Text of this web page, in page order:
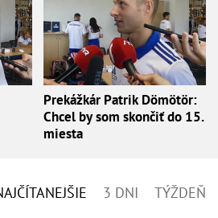
Prekážkár Patrik Dömötör:
Chcel by som skončiť do 15.
miesta
3 DNI TÝŽDEŇ